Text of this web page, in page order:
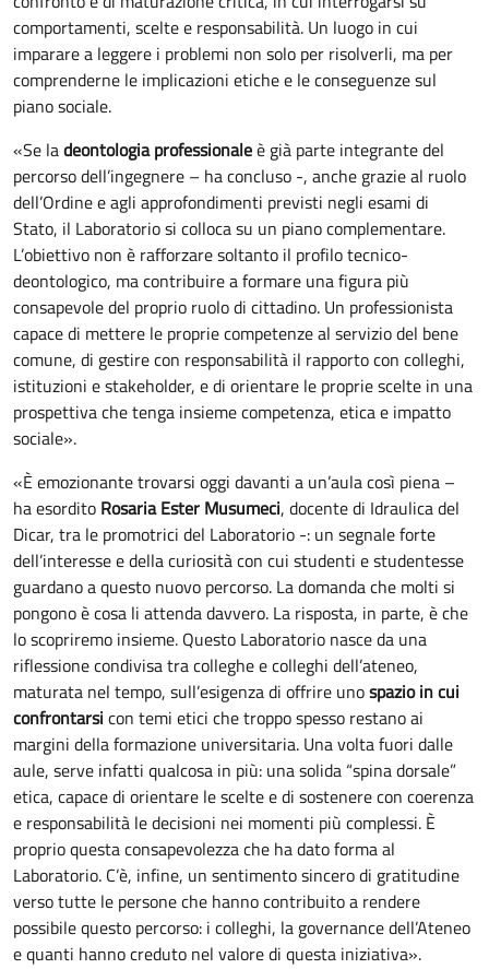
comportamenti, scelte e responsabilità. Un luogo in cui
imparare a leggere i problemi non solo per risolverli, ma per
comprenderne le implicazioni etiche e le conseguenze sul
piano sociale.
«Se ladeontologia professionaleè già parte integrante del
percorso dell’ingegnere – ha concluso -, anche grazie al ruolo
dell’Ordine e agli approfondimenti previsti negli esami di
Stato, il Laboratorio si colloca su un piano complementare.
L’obiettivo non è rafforzare soltanto il profilo tecnico-
deontologico, ma contribuire a formare una figura più
consapevole del proprio ruolo di cittadino. Un professionista
capace di mettere le proprie competenze al servizio del bene
comune, di gestire con responsabilità il rapporto con colleghi,
istituzioni e stakeholder, e di orientare le proprie scelte in una
prospettiva che tenga insieme competenza, etica e impatto
sociale».
«È emozionante trovarsi oggi davanti a un’aula così piena –
ha esordito Rosaria Ester Musumeci, docente di Idraulica del
Dicar, tra le promotrici del Laboratorio -: un segnale forte
dell’interesse e della curiosità con cui studenti e studentesse
guardano a questo nuovo percorso. La domanda che molti si
pongono è cosa li attenda davvero. La risposta, in parte, è che
lo scopriremo insieme. Questo Laboratorio nasce da una
riflessione condivisa tra colleghe e colleghi dell’ateneo,
maturata nel tempo, sull’esigenza di offrire unospazio in cui
confrontarsi con temi etici che troppo spesso restano ai
margini della formazione universitaria. Una volta fuori dalle
aule, serve infatti qualcosa in più: una solida “spina dorsale”
etica, capace di orientare le scelte e di sostenere con coerenza
e responsabilità le decisioni nei momenti più complessi. È
proprio questa consapevolezza che ha dato forma al
Laboratorio. C’è, infine, un sentimento sincero di gratitudine
verso tutte le persone che hanno contribuito a rendere
possibile questo percorso: i colleghi, la governance dell’Ateneo
e quanti hanno creduto nel valore di questa iniziativa».